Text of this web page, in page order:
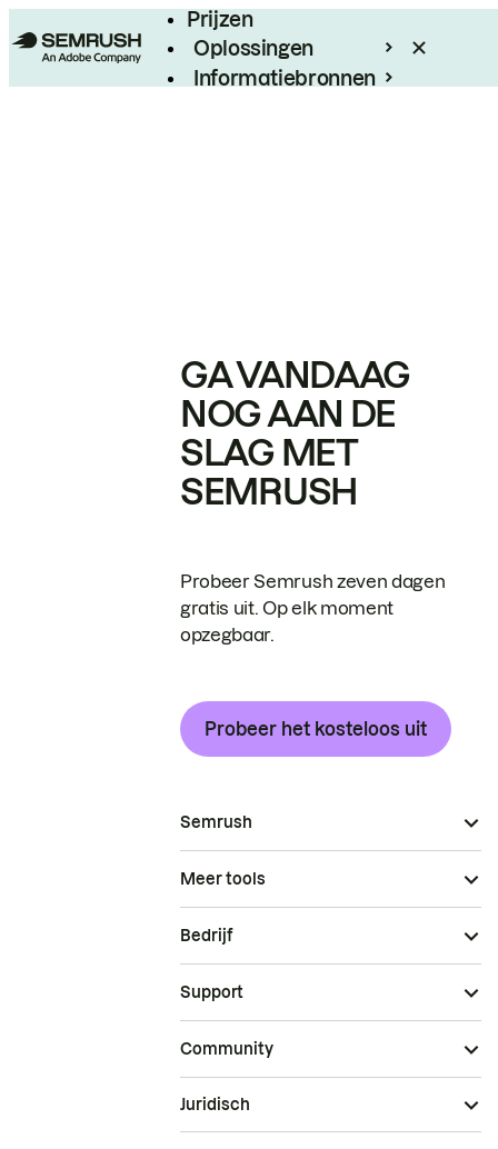
Prijzen
Oplossingen
Informatiebronnen
GA VANDAAG
NOG AAN DE
SLAG MET
SEMRUSH
Probeer Semrush zeven dagen
gratis uit. Op elk moment
opzegbaar.
Probeer het kosteloos uit
Semrush
Meer tools
Bedrijf
Support
Community
Juridisch